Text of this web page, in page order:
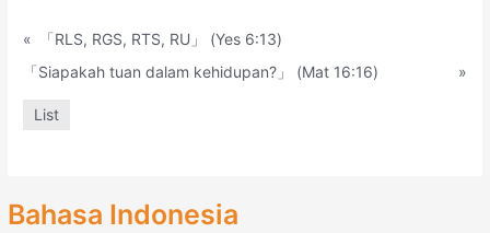
Bahasa Indonesia
«
「RLS, RGS, RTS, RU」 (Yes 6:13)
「Siapakah tuan dalam kehidupan?」 (Mat 16:16)
»
List